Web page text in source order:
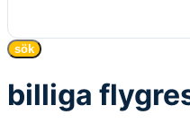
sök
billiga